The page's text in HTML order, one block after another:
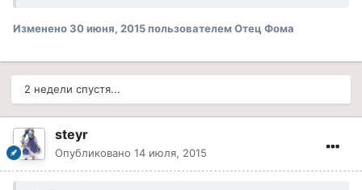
Изменено30 июня, 2015пользователем Отец Фома
2 недели спустя...
steyr
Опубликовано 14 июля, 2015